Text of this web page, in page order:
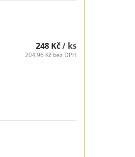
248 Kč/ ks
204,96 Kč bez DPH